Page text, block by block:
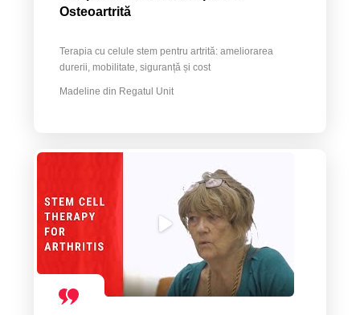
Osteoartrită
Terapia cu celule stem pentru artrită: ameliorarea
durerii, mobilitate, siguranță și cost
Madeline din Regatul Unit